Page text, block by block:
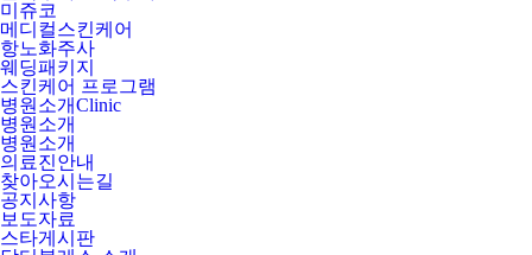
미쥬코
메디컬스킨케어
항노화주사
웨딩패키지
스킨케어 프로그램
병원소개Clinic
병원소개
병원소개
의료진안내
찾아오시는길
공지사항
보도자료
스타게시판